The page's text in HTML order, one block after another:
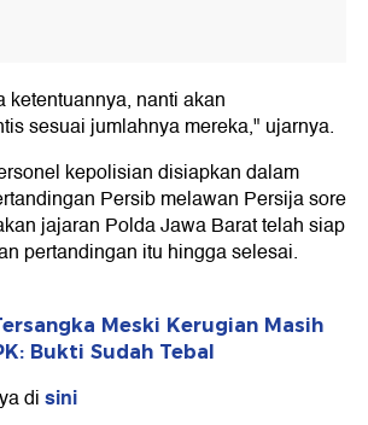
ketentuannya, nanti akan
sesuai jumlahnya mereka," ujarnya.
kepolisian disiapkan dalam
Persib melawan Persija sore
jajaran Polda Jawa Barat telah siap
pertandingan itu hingga selesai.
Meski Kerugian Masih
Bukti Sudah Tebal
disini